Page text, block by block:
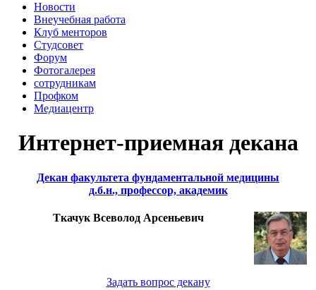
Новости
Внеучебная работа
Клуб менторов
Студсовет
Форум
Фотогалерея
сотрудникам
Профком
Медиацентр
Интернет-приемная декана
Декан факультета фундаментальной медицины
д.б.н., профессор, академик
Ткачук Всеволод Арсеньевич
Задать вопрос декану